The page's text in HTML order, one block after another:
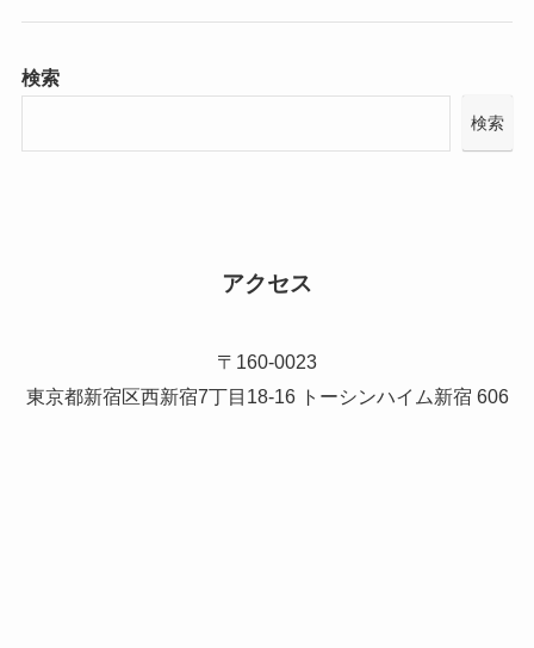
検索
検索
アクセス
〒160-0023
東京都新宿区西新宿7丁目18-16 トーシンハイム新宿 606